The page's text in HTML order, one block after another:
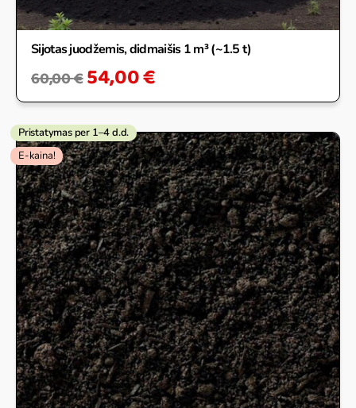
Sijotas juodžemis, didmaišis 1 m³ (~1.5 t)
60,00€54,00€
E-kaina!
Pristatymas per 1–4 d.d. Price
range:
85,31 €
through
274,30 €